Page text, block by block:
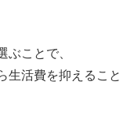
ぶことで、
生活費を抑えること